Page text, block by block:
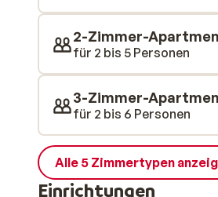
2-Zimmer-
für 2 bis 5 Personen
3-Zimmer-
für 2 bis 6 Personen
Alle 5 Zimmertypen
Einrichtungen